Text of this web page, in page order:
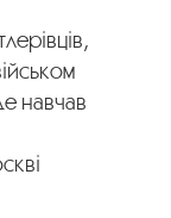
навчав